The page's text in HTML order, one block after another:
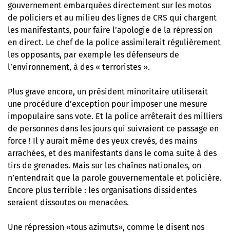
gouvernement embarquées directement sur les motos
de policiers et au milieu des lignes de CRS qui chargent
les manifestants, pour faire l’apologie de la répression
en direct. Le chef de la police assimilerait régulièrement
les opposants, par exemple les défenseurs de
l’environnement, à des « terroristes ».
Plus grave encore, un président minoritaire utiliserait
une procédure d’exception pour imposer une mesure
impopulaire sans vote. Et la police arrêterait des milliers
de personnes dans les jours qui suivraient ce passage en
force ! Il y aurait même des yeux crevés, des mains
arrachées, et des manifestants dans le coma suite à des
tirs de grenades. Mais sur les chaînes nationales, on
n’entendrait que la parole gouvernementale et policière.
Encore plus terrible : les organisations dissidentes
seraient dissoutes ou menacées.
Une répression «tous azimuts», comme le disent nos